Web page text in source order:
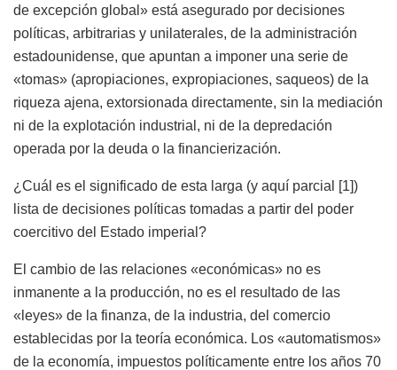
de excepción global» está asegurado por decisiones
políticas, arbitrarias y unilaterales, de la administración
estadounidense, que apuntan a imponer una serie de
«tomas» (apropiaciones, expropiaciones, saqueos) de la
riqueza ajena, extorsionada directamente, sin la mediación
ni de la explotación industrial, ni de la depredación
operada por la deuda o la financierización.
¿Cuál es el significado de esta larga (y aquí parcial [1])
lista de decisiones políticas tomadas a partir del poder
coercitivo del Estado imperial?
El cambio de las relaciones «económicas» no es
inmanente a la producción, no es el resultado de las
«leyes» de la finanza, de la industria, del comercio
establecidas por la teoría económica. Los «automatismos»
de la economía, impuestos políticamente entre los años 70